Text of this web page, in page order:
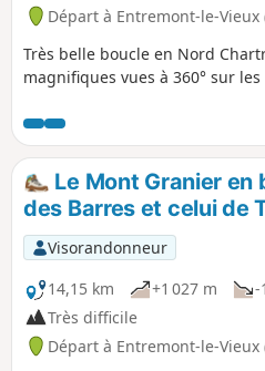
Départ à Entremont-le-Vieux
Très belle boucle en Nord
magnifiques vues à 360° sur
Le Mont Granier en
des Barres et celui de
Visorandonneur
14,15 km
+1 027 m -
Très difficile
Départ à Entremont-le-Vieux